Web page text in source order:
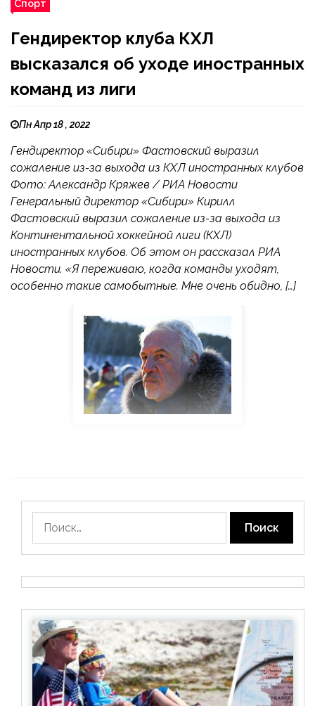
Спорт
Гендиректор клуба КХЛ
высказался об уходе иностранных
команд из лиги
Пн Апр 18 , 2022
Гендиректор «Сибири» Фастовский выразил
сожаление из-за выхода из КХЛ иностранных клубов
Фото: Александр Кряжев / РИА Новости
Генеральный директор «Сибири» Кирилл
Фастовский выразил сожаление из-за выхода из
Континентальной хоккейной лиги (КХЛ)
иностранных клубов. Об этом он рассказал РИА
Новости. «Я переживаю, когда команды уходят,
особенно такие самобытные. Мне очень обидно, […]